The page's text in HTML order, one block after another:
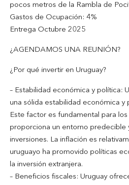
pocos metros de la Rambla de
Gastos de Ocupación: 4%
Entrega Octubre 2025
¿AGENDAMOS UNA REUNIÓN?
¿Por qué invertir en Uruguay?
– Estabilidad económica y política:
una sólida estabilidad económica y
Este factor es fundamental para
proporciona un entorno predecible
inversiones. La inflación es
uruguayo ha promovido políticas
la inversión extranjera.
– Beneficios fiscales: Uruguay